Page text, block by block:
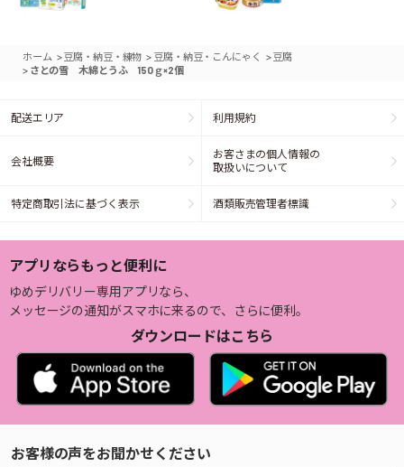
ホーム >豆腐・納豆・練物 > 豆腐・納豆・こんにゃく >豆腐
> さとの雪 木綿とうふ 150ｇ×2個
配送エリア 利用規約
会社概要
お客さまの個人情報の
取扱いについて
特定商取引法に基づく表示 酒類販売管理者標識
アプリならもっと便利に
ゆめデリバリー専用アプリなら、
メッセージの通知がスマホに来るので、さらに便利。
ダウンロードはこちら
お客様の声をお聞かせください